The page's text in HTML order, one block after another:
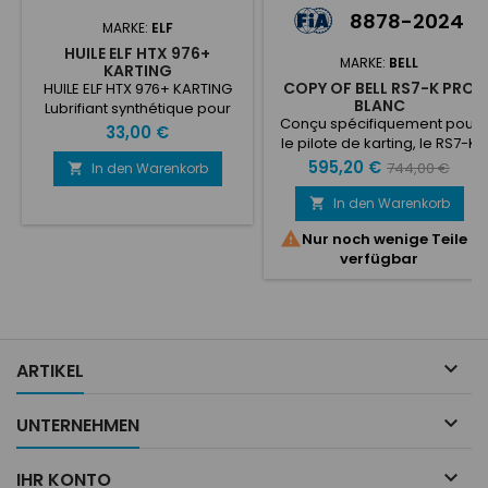
MARKE: ELF
HUILE ELF HTX 976+
KARTING
HUILE ELF HTX 976+ KARTING
Lubrifiant synthétique pour
moteur de compétition 2-
temps. Protection optimale
contre les phénomènes de
serrage et de cliquetis. 1L
Preis
33,00 €
 In den Warenkorb
8878-2024
MARKE: BELL
COPY OF BELL RS7-K PRO
BLANC
Conçu spécifiquement pour
le pilote de karting, le RS7-K
est la version réservée au
karting (intérieur non
ignifuge, extra durable) de la
série RS7. Basé sur la
conception HP7 et doté d'une
coque composite légère, le
capacités d'absorption...
Preis
595,20 € 744,00 €
 In den Warenkorb
Nur noch wenige Teile
verfügbar
ARTIKEL 
UNTERNEHMEN 
IHR KONTO 